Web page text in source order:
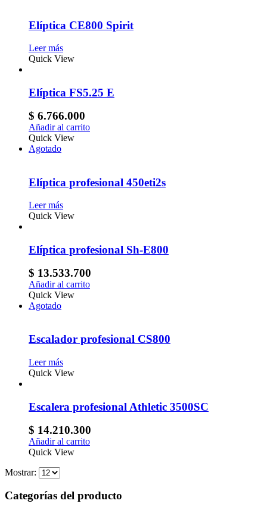
Elíptica CE800 Spirit
Leer más
Quick View
Elíptica FS5.25 E
$ 6.766.000
Añadir al carrito
Quick View
Agotado
Elíptica profesional 450eti2s
Leer más
Quick View
Elíptica profesional Sh-E800
$ 13.533.700
Añadir al carrito
Quick View
Agotado
Escalador profesional CS800
Leer más
Quick View
Escalera profesional Athletic 3500SC
$ 14.210.300
Añadir al carrito
Quick View
Mostrar:
Categorías del producto